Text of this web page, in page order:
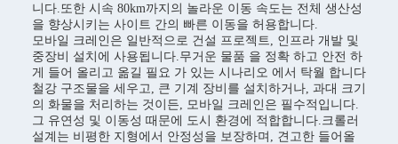
니다.또한 시속 80km까지의 놀라운 이동 속도는 전체 생산성
을 향상시키는 사이트 간의 빠른 이동을 허용합니다.
모바일 크레인은 일반적으로 건설 프로젝트, 인프라 개발 및
중장비 설치에 사용됩니다.무거운 물품 을 정확 하고 안전 하
게 들어 올리고 옮길 필요 가 있는 시나리오 에서 탁월 합니다
철강 구조물을 세우고, 큰 기계 장비를 설치하거나, 과대 크기
의 화물을 처리하는 것이든, 모바일 크레인은 필수적입니다.
그 유연성 및 이동성 때문에 도시 환경에 적합합니다.크롤러
설계는 비평한 지형에서 안정성을 보장하며, 견고한 들어올